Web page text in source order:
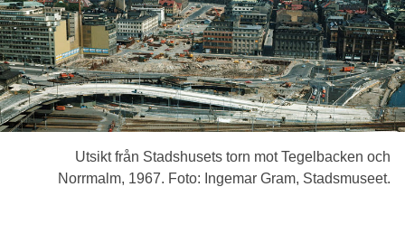
Utsikt från Stadshusets torn mot Tegelbacken och
Norrmalm, 1967. Foto: Ingemar Gram, Stadsmuseet.